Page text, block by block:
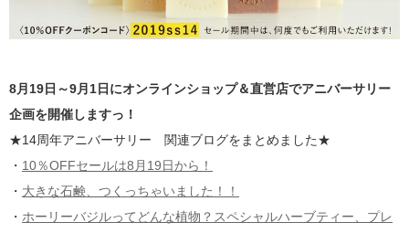
8月19日～9月1日にオンラインショップ＆直営店でアニバーサリー
企画を開催しますっ！
★14周年アニバーサリー 関連ブログをまとめました★
・ 10％OFFセールは8月19日から！
・ 大きな石鹸、つくっちゃいました！！
・ ホーリーバジルってどんな植物？スペシャルハーブティー、プレ